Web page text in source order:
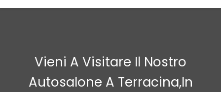
Vieni A Visitare Il Nostro
Autosalone A Terracina,in